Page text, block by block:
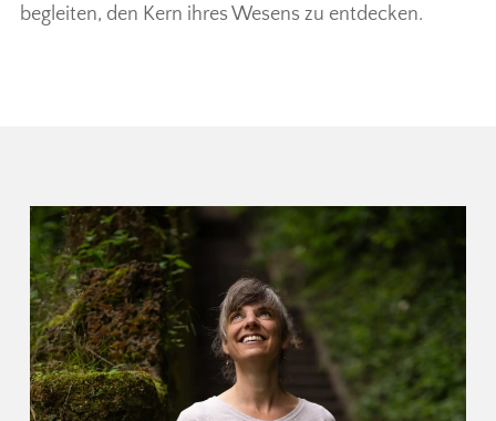
begleiten, den Kern ihres Wesens zu entdecken.